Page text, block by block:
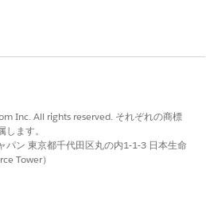
Inc. All rights reserved. それぞれの商標
ます。
パン 東京都千代田区丸の内1-1-3 日本生命
Tower）